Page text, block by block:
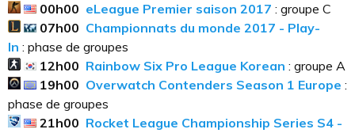
00h00 eLeague Premier saison 2017 : groupe C
07h00 Championnats du monde 2017 - Play-
In : phase de groupes
12h00 Rainbow Six Pro League Korean : groupe A
19h00 Overwatch Contenders Season 1 Europe :
phase de groupes
21h00 Rocket League Championship Series S4 -